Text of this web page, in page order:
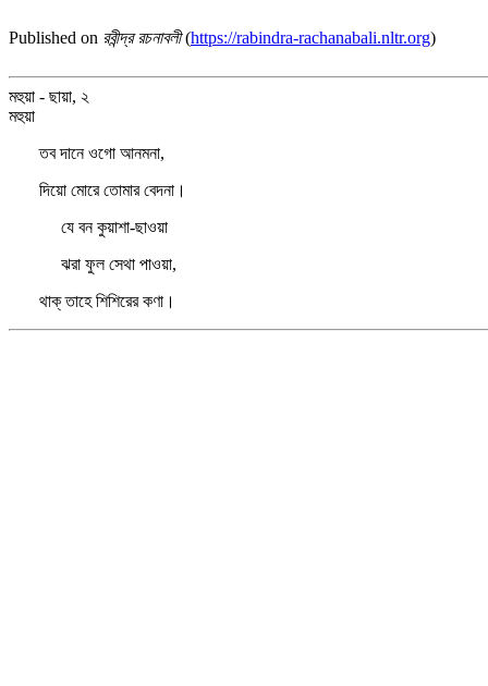
Published on রবীন্দ্র রচনাবলী(https://rabindra-rachanabali.nltr.org)
মহুয়া - ছায়া, ২
মহুয়া
তব দানে ওগো আনমনা,
দিয়ো মোরে তোমার বেদনা।
যে বন কুয়াশা-ছাওয়া
ঝরা ফুল সেথা পাওয়া,
থাক্‌ তাহে শিশিরের কণা।